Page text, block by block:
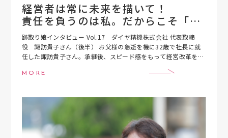
経営者は常に未来を描いて！
責任を負うのは私。だからこそ「自
分らしい経営」を
跡取り娘インタビュー Vol.17 ダイヤ精機株式会社 代表取締
役 諏訪貴子さん（後半） お父様の急逝を機に32歳で社長に就
任した諏訪貴子さん。承継後、スピード感をもって経営改革を断
MORE